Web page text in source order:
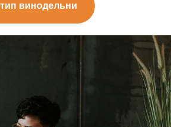
винодельни